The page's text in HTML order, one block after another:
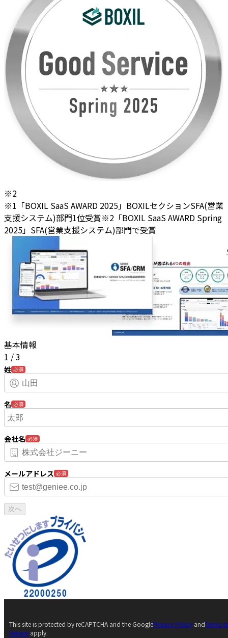
※2
※1「BOXIL SaaS AWARD 2025」BOXILセクションSFA(営業
支援システム)部門1位受賞※2「BOXIL SaaS AWARD Spring
2025」SFA(営業支援システム)部門で受賞
基本情報
1 /3
姓 必須
名 必須
会社名 必須
メールアドレス 必須
次へ
This site is protected by reCAPTCHA and the GooglePrivacy Policy andTerms
Service apply.